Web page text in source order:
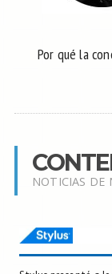
Por qué la
NOTICIAS DE